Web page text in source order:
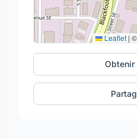
Leaflet | ©